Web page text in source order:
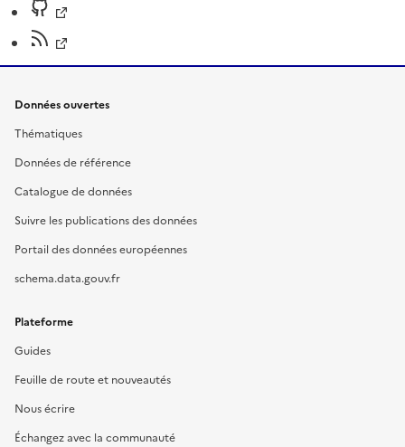
Données ouvertes
Thématiques
Données de référence
Catalogue de données
Suivre les publications des données
Portail des données européennes
schema.data.gouv.fr
Plateforme
Guides
Feuille de route et nouveautés
Nous écrire
Échangez avec la communauté